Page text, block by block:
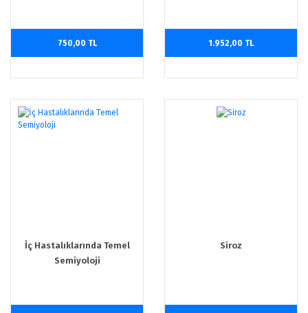
750,00 TL 1.952,00 TL
İç Hastalıklarında Temel
Semiyoloji
Siroz